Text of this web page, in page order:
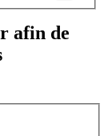
afin de